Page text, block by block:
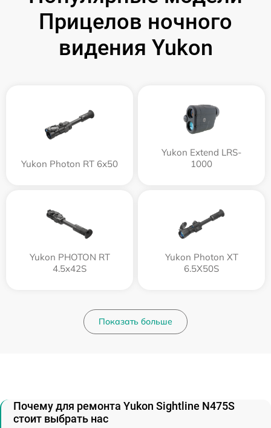
Прицелов ночного
видения Yukon
Yukon Photon RT 6х50
Yukon Extend LRS-
1000
Yukon PHOTON RT
4.5x42S
Yukon Photon XT
6.5X50S
Показать больше
Почему для ремонта Yukon Sightline N475S
стоит выбрать нас